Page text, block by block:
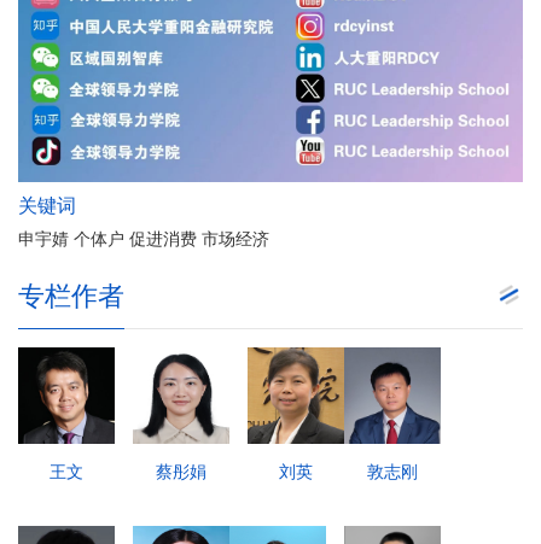
关键词
申宇婧 个体户 促进消费 市场经济
专栏作者
王文 蔡彤娟 刘英 敦志刚